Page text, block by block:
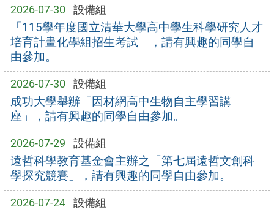
2026-07-30 設備組
「115學年度國立清華大學高中學生科學研究人才
培育計畫化學組招生考試」，請有興趣的同學自
由參加。
2026-07-30 設備組
成功大學舉辦「因材網高中生物自主學習講
座」，請有興趣的同學自由參加。
2026-07-29 設備組
遠哲科學教育基金會主辦之「第七屆遠哲文創科
學探究競賽」，請有興趣的同學自由參加。
2026-07-24 設備組